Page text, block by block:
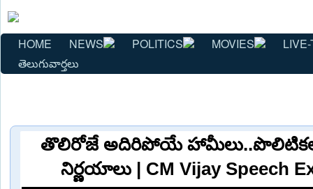
HOME NEWS POLITICS MOVIES
తెలుగువార్తలు
తొలిరోజే అదిరిపోయే హామీలు..పొలిటికల్
నిర్ణయాలు | CM Vijay Speech